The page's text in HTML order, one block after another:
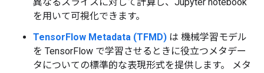
を用いて可視化できます。
TensorFlow Metadata (TFMD) は 機械学習モデル
を TensorFlow で学習させるときに役立つメタデー
タについての標準的な表現形式を提供します。 メタ